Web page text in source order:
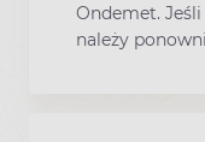
Ondemet.
należy